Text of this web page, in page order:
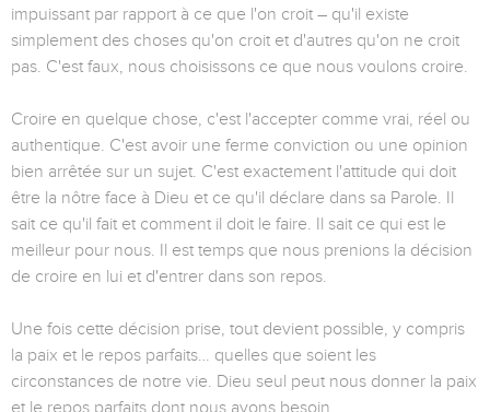
impuissant par rapport à ce que l'on croit – qu'il existe
simplement des choses qu'on croit et d'autres qu'on ne croit
pas. C'est faux, nous choisissons ce que nous voulons croire.
Croire en quelque chose, c'est l'accepter comme vrai, réel ou
authentique. C'est avoir une ferme conviction ou une opinion
bien arrêtée sur un sujet. C'est exactement l'attitude qui doit
être la nôtre face à Dieu et ce qu'il déclare dans sa Parole. Il
sait ce qu'il fait et comment il doit le faire. Il sait ce qui est le
meilleur pour nous. Il est temps que nous prenions la décision
de croire en lui et d'entrer dans son repos.
Une fois cette décision prise, tout devient possible, y compris
la paix et le repos parfaits… quelles que soient les
circonstances de notre vie. Dieu seul peut nous donner la paix
et le repos parfaits dont nous avons besoin.